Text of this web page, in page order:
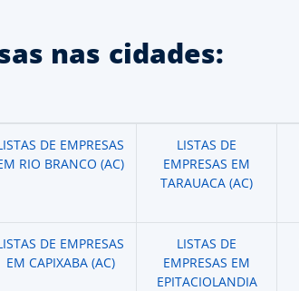
nas cidades:
DE EMPRESAS
RIO BRANCO (AC)
LISTAS DE
EMPRESAS EM
TARAUACA (AC)
DE EMPRESAS
EM CAPIXABA (AC)
LISTAS DE
EMPRESAS EM
EPITACIOLANDIA